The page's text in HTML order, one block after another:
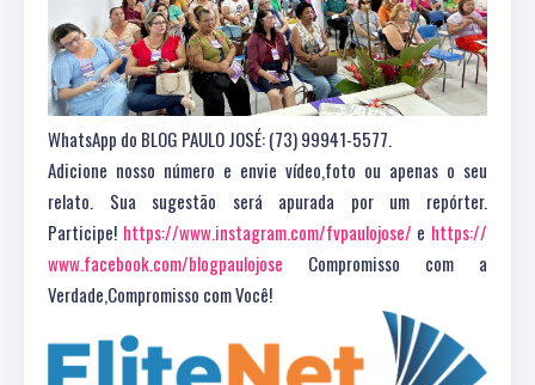
WhatsApp do BLOG PAULO JOSÉ: (73) 99941-5577.
Adicione nosso número e envie vídeo,foto ou apenas o seu
relato. Sua sugestão será apurada por um repórter.
Participe! https://www.instagram.com/fvpaulojose/ e https://
www.facebook.com/blogpaulojose Compromisso com a
Verdade,Compromisso com Você!